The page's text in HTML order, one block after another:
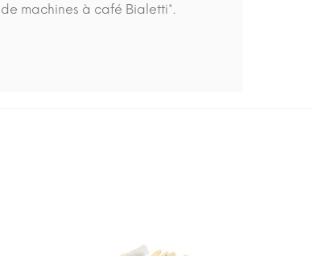
machines à café Bialetti*.